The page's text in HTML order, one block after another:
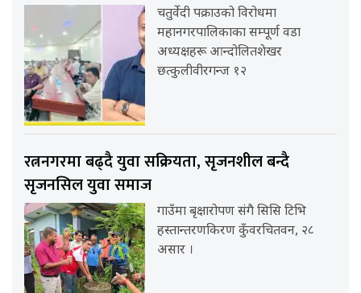
चतुर्वेदी पक्राउको विरोधमा
महानगरपालिकाका सम्पूर्ण वडा
अध्यक्षहरू आन्दोलितशेखर
छत्कुलीवीरगन्ज १२
रत्ननगरमा बढ्दै युवा सक्रियता, सृजनशील बन्दै
सृजनसिल युवा समाज
गाउँमा बृक्षारोपण संगै सिसि टिभि
हस्तान्तरणकिरण कुँवरचितवन, २८
असार ।